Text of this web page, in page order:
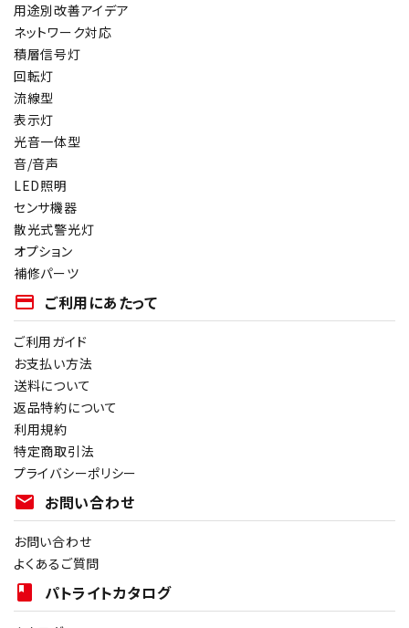
用途別改善アイデア
ネットワーク対応
積層信号灯
回転灯
流線型
表示灯
光音一体型
音/音声
LED照明
センサ機器
散光式警光灯
オプション
補修パーツ
payment ご利用にあたって
ご利用ガイド
お支払い方法
送料について
返品特約について
利用規約
特定商取引法
プライバシーポリシー
mail お問い合わせ
お問い合わせ
よくあるご質問
book パトライトカタログ